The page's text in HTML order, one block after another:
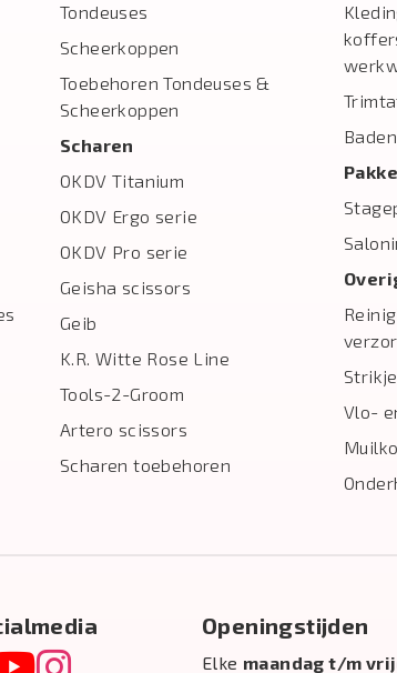
Tondeuses
Scheerkoppen
Toebehoren Tondeuses &
Scheerkoppen
Scharen
OKDV Titanium
OKDV Ergo serie
OKDV Pro serie
Geisha scissors
Geib
K.R. Witte Rose Line
Tools-2-Groom
Artero scissors
Scharen toebehoren
Vlo-
Openingstijden
Elke maandag t/m